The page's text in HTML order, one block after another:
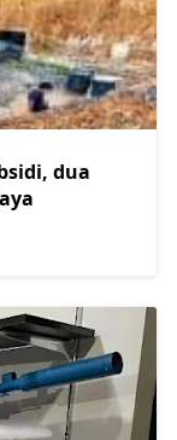
dua